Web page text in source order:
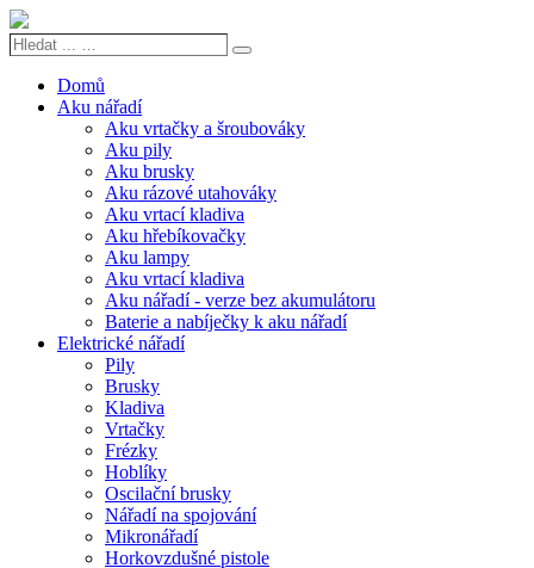
Hledat
Search
Domů
Aku nářadí
Aku vrtačky a šroubováky
Aku pily
Aku brusky
Aku rázové utahováky
Aku vrtací kladiva
Aku hřebíkovačky
Aku lampy
Aku vrtací kladiva
Aku nářadí - verze bez akumulátoru
Baterie a nabíječky k aku nářadí
Elektrické nářadí
Pily
Brusky
Kladiva
Vrtačky
Frézky
Hoblíky
Oscilační brusky
Nářadí na spojování
Mikronářadí
Horkovzdušné pistole